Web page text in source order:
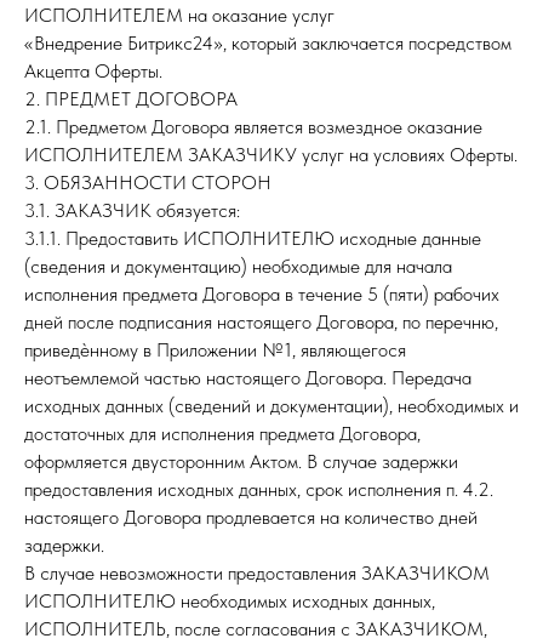
ИСПОЛНИТЕЛЕМ на оказание услуг
«Внедрение Битрикс24», который заключается посредством
Акцепта Оферты.
2. ПРЕДМЕТ ДОГОВОРА
2.1. Предметом Договора является возмездное оказание
ИСПОЛНИТЕЛЕМ ЗАКАЗЧИКУ услуг на условиях Оферты.
3. ОБЯЗАННОСТИ СТОРОН
3.1. ЗАКАЗЧИК обязуется:
3.1.1. Предоставить ИСПОЛНИТЕЛЮ исходные данные
(сведения и документацию) необходимые для начала
исполнения предмета Договора в течение 5 (пяти) рабочих
дней после подписания настоящего Договора, по перечню,
приведѐнному в Приложении №1, являющегося
неотъемлемой частью настоящего Договора. Передача
исходных данных (сведений и документации), необходимых и
достаточных для исполнения предмета Договора,
оформляется двусторонним Актом. В случае задержки
предоставления исходных данных, срок исполнения п. 4.2.
настоящего Договора продлевается на количество дней
задержки.
В случае невозможности предоставления ЗАКАЗЧИКОМ
ИСПОЛНИТЕЛЮ необходимых исходных данных,
ИСПОЛНИТЕЛЬ, после согласования с ЗАКАЗЧИКОМ,